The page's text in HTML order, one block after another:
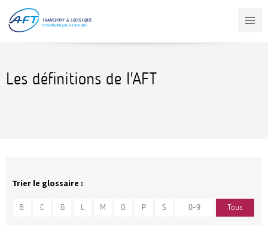
contenu
principal
Les définitions de l'AFT
Trier le glossaire :
B C G L M O P S 0-9 Tous